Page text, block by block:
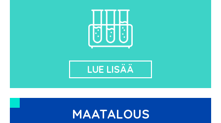
LUE LISÄÄ
MAATALOUS